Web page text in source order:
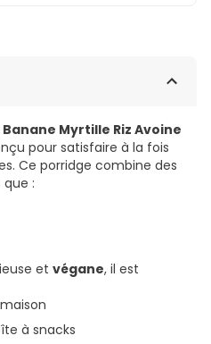
Myrtille Riz Avoine
pour satisfaire à la fois
Ce porridge combine des
:
et végane, il est
à snacks